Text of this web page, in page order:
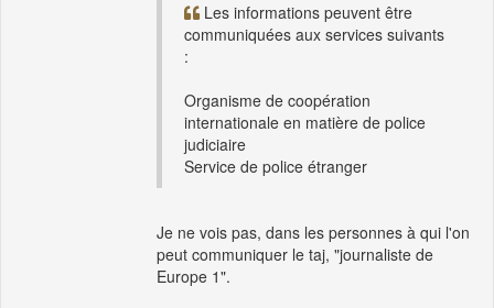
Les informations peuvent être
communiquées aux services suivants
:
Organisme de coopération
internationale en matière de police
judiciaire
Service de police étranger
Je ne vois pas, dans les personnes à qui l'on
peut communiquer le taj, "journaliste de
Europe 1".